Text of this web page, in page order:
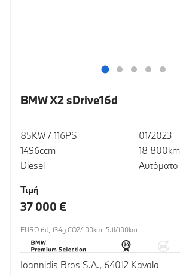
BMW X2 sDrive16d
85KW / 116PS
1496ccm
Diesel
01/2023
18 800km
Αυτόματο
Τιμή
37 000 €
EURO 6d, 134g CO2/100km, 5.1l/100km
Ioannidis Bros S.A., 64012 Kavala